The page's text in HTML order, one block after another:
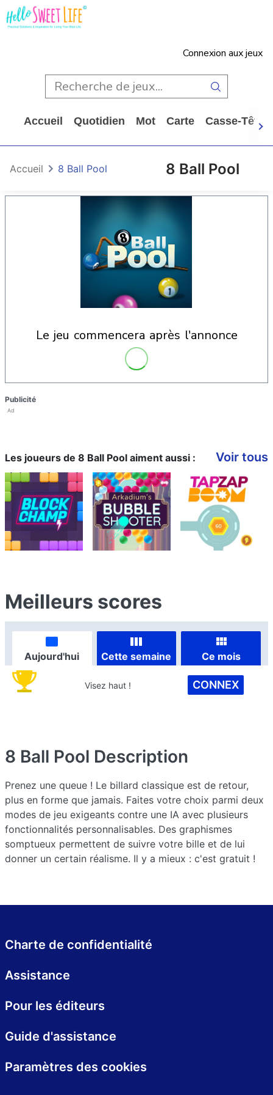
Connexion aux jeux
Accueil Quotidien Mot Carte Casse-Tête
8 Ball Pool
Accueil 8 Ball Pool
le jeu commencera après l'annonce
Publicité
Ad
Les joueurs de 8 Ball Pool aiment aussi : Voir tous
Meilleurs scores
Aujourd'hui Cette semaine Ce mois
Visez haut ! CONNEX
8 Ball Pool Description
Prenez une queue ! Le billard classique est de retour,
plus en forme que jamais. Faites votre choix parmi deux
modes de jeu exigeants contre une IA avec plusieurs
fonctionnalités personnalisables. Des graphismes
somptueux permettent de suivre votre bille et de lui
donner un certain réalisme. Il y a mieux : c'est gratuit !
Charte de confidentialité
Assistance
Pour les éditeurs
Guide d'assistance
Paramètres des cookies